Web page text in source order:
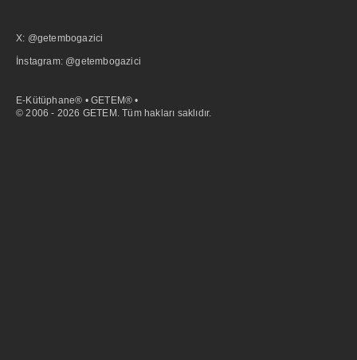
X: @getembogazici
İnstagram: @getembogazici
E-Kütüphane® • GETEM® •
© 2006 - 2026 GETEM. Tüm hakları saklıdır.